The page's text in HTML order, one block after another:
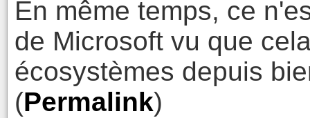
En même temps, ce
de Microsoft vu que
écosystèmes depuis
(Permalink)